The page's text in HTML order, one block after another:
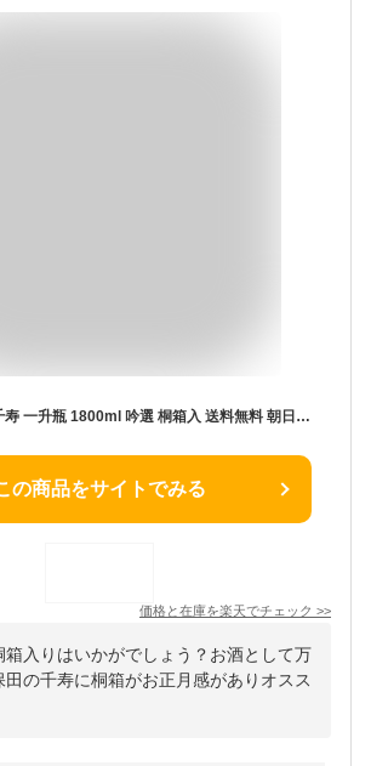
酒 日本酒 久保田 千寿 一升瓶 1800ml 吟選 桐箱入 送料無料 朝日酒造 新潟 1.8L 結婚式 両親 父 祖父 男性 母 祖母 女性 父親 お父さん 誕生日プレゼント 還暦 お祝い 開店祝い 新築祝い 日本酒 贈答 寒中見舞い お歳暮 お酒 ギフト お年賀 御歳暮 お歳暮 日本酒 Gift
の商品をサイトでみる
価格と在庫を楽天でチェック >>
箱入りはいかがでしょう？お酒として万
田の千寿に桐箱がお正月感がありオスス